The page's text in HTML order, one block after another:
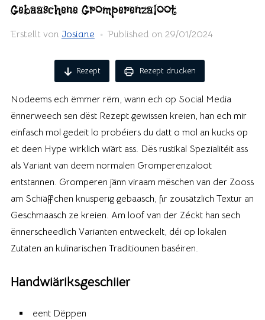
Gebaaschene Gromperenzaloot
Erstellt von Josiane Published on 29/01/2024
Rezept Rezept drucken
Nodeems ech ëmmer rëm, wann ech op Social Media
ënnerweech sen dëst Rezept gewissen kreien, han ech mir
einfasch mol gedeit lo probéiers du datt o mol an kucks op
et deen Hype wirklich wiärt ass. Dës rustikal Spezialitéit ass
als Variant van deem normalen Gromperenzaloot
entstannen. Gromperen jänn viraam mëschen van der Zooss
am Schiäffchen knusperig gebaasch, fir zousätzlich Textur an
Geschmaasch ze kreien. Am loof van der Zéckt han sech
ënnerscheedlich Varianten entweckelt, déi op lokalen
Zutaten an kulinarischen Traditiounen baséiren.
Handwiäriksgeschiier
eent Dëppen